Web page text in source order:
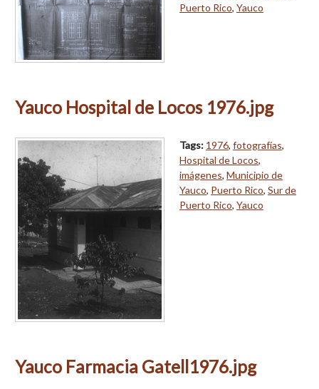
Puerto Rico, Yauco
Yauco Hospital de Locos 1976.jpg
Tags: 1976, fotografías,
Hospital de Locos,
imágenes, Municipio de
Yauco, Puerto Rico, Sur de
Puerto Rico, Yauco
Yauco Farmacia Gatell1976.jpg